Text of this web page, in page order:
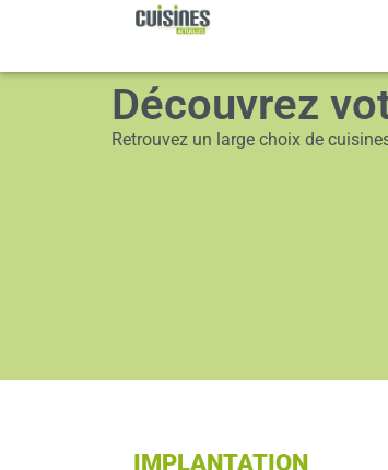
Découvrez
Retrouvez un large choix de
IMPLANTATION